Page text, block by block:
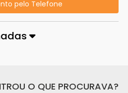
pelo Telefone
O QUE PROCURAVA?